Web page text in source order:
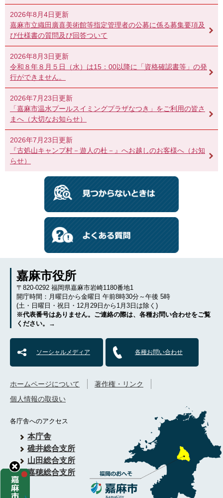
2026年8月4日更新
嘉麻市立織田廣喜美術館等指定管理者の公募に係る募集要項及
び仕様書の質問及び回答ついて
2026年8月3日更新
令和８年８月５日（水）は15：00以降に「資格確認書等」の発
行ができません。
2026年7月23日更新
「嘉麻市温水プールスイミングプラザなつき」をご利用の皆さ
まへ（大切なお知らせ）
2026年7月23日更新
『古処山キャンプ村－遊人の杜－』へお越しのお客様へ（お知
らせ）
嘉麻市役所
〒820-0292 福岡県嘉麻市岩崎1180番地1
開庁時間：月曜日から金曜日 午前8時30分～午後 5時
(土・日曜日・祝日・12月29日から1月3日は除く)
※代表番号はありません。ご連絡の際は、各種お問い合わせをご覧
ください。→
ソーシャルメディア 各種お問い合わせ
各庁舎へのアクセス
本庁舎
碓井総合支所
山田総合支所
嘉穂総合支所
ホームページについて
著作権・リンク
個人情報の取扱い